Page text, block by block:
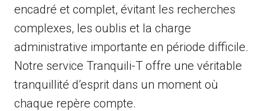
encadré et complet, évitant les recherches
complexes, les oublis et la charge
administrative importante en période difficile.
Notre service Tranquili-T offre une véritable
tranquillité d’esprit dans un moment où
chaque repère compte.